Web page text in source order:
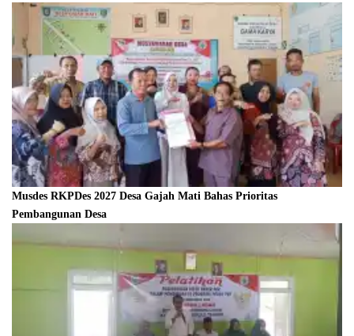
Musdes RKPDes 2027 Desa Gajah Mati Bahas Prioritas
Pembangunan Desa